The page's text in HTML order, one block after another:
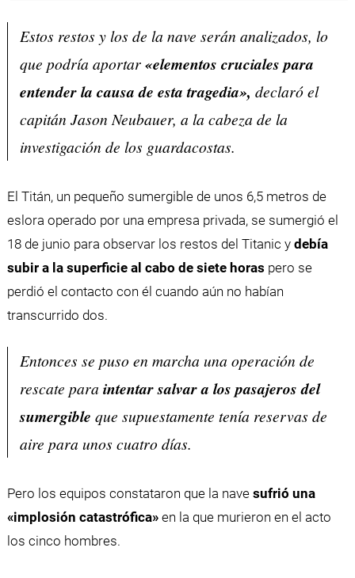
Estos restos y los de la nave serán analizados, lo
que podría aportar«elementos cruciales para
entender la causa de esta tragedia», declaró el
capitán Jason Neubauer, a la cabeza de la
investigación de los guardacostas.
El Titán, un pequeño sumergible de unos 6,5 metros de
eslora operado por una empresa privada, se sumergió el
18 de junio para observar los restos del Titanic y debía
subir a la superficie al cabo de siete horas pero se
perdió el contacto con él cuando aún no habían
transcurrido dos.
Entonces se puso en marcha una operación de
rescate para intentar salvar a los pasajeros del
sumergible que supuestamente tenía reservas de
aire para unos cuatro días.
Pero los equipos constataron que la navesufrió una
«implosión catastrófica»en la que murieron en el acto
los cinco hombres.